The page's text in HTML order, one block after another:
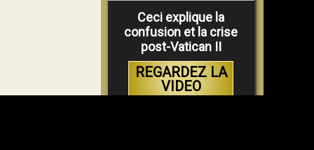
Ceci explique la
confusion et la crise
post-Vatican II
REGARDEZ LA
VIDEO